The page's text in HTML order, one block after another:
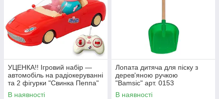
УЦЕНКА!! Ігровий набір —
автомобіль на радіокеруванні
та 2 фігурки "Свинка Пеппа"
(Peppa Pig) арт. 000-1
В наявності
Лопата дитяча для піску з
дерев'яною ручкою
"Bamsic" арт. 0153
В наявності